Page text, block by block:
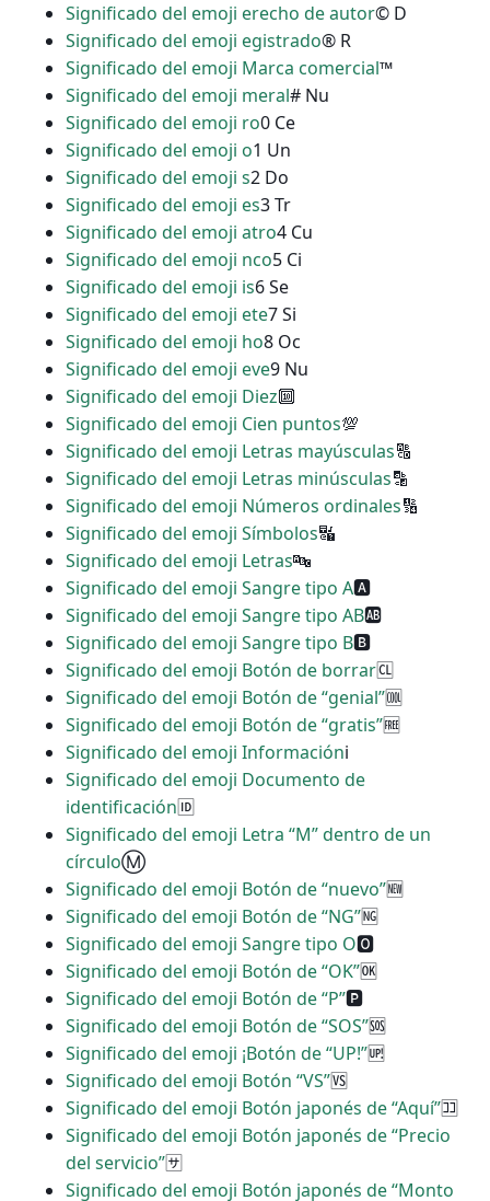
Significado del emoji erecho de autor© D
Significado del emoji egistrado® R
Significado del emoji Marca comercial™
Significado del emoji meral# Nu
Significado del emoji ro0 Ce
Significado del emoji o1 Un
Significado del emoji s2 Do
Significado del emoji es3 Tr
Significado del emoji atro4 Cu
Significado del emoji nco5 Ci
Significado del emoji is6 Se
Significado del emoji ete7 Si
Significado del emoji ho8 Oc
Significado del emoji eve9 Nu
Significado del emoji Diez🔟
Significado del emoji Cien puntos💯
Significado del emoji Letras mayúsculas🔠
Significado del emoji Letras minúsculas🔡
Significado del emoji Números ordinales🔢
Significado del emoji Símbolos🔣
Significado del emoji Letras🔤
Significado del emoji Sangre tipo A🅰
Significado del emoji Sangre tipo AB🆎
Significado del emoji Sangre tipo B🅱
Significado del emoji Botón de borrar🆑
Significado del emoji Botón de “genial”🆒
Significado del emoji Botón de “gratis”🆓
Significado del emoji Informaciónℹ
Significado del emoji Documento de
identificación🆔
Significado del emoji Letra “M” dentro de un
círculoⓂ
Significado del emoji Botón de “nuevo”🆕
Significado del emoji Botón de “NG”🆖
Significado del emoji Sangre tipo O🅾
Significado del emoji Botón de “OK”🆗
Significado del emoji Botón de “P”🅿
Significado del emoji Botón de “SOS”🆘
Significado del emoji ¡Botón de “UP!”🆙
Significado del emoji Botón “VS”🆚
Significado del emoji Botón japonés de “Aquí”🈁
Significado del emoji Botón japonés de “Precio
del servicio”🈂
Significado del emoji Botón japonés de “Monto